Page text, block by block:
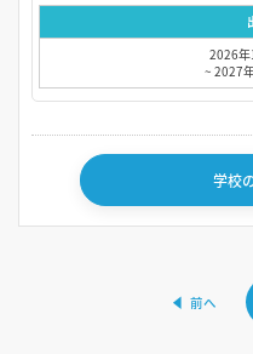
2026年
~ 2027
学校